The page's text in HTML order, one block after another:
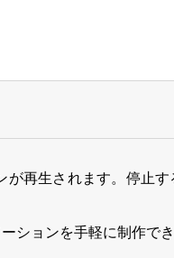
再生されます。停止
ションを手軽に制作でき